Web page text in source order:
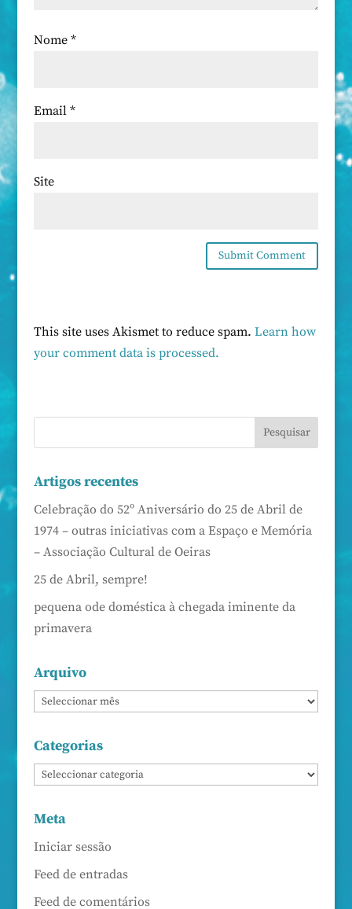
Nome *
Email *
Site
This site uses Akismet to reduce spam. Learn how
your comment data is processed.
Artigos recentes
Celebração do 52º Aniversário do 25 de Abril de
1974 – outras iniciativas com a Espaço e Memória
– Associação Cultural de Oeiras
25 de Abril, sempre!
pequena ode doméstica à chegada iminente da
primavera
Arquivo
Categorias
Meta
Iniciar sessão
Feed de entradas
Feed de comentários